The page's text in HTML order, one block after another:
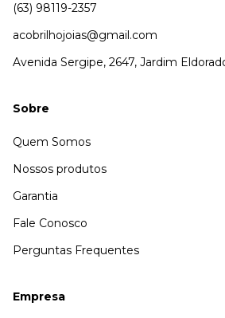
(63) 98119-2357
acobrilhojoias@gmail.com
Avenida Sergipe, 2647, Jardim
Sobre
Quem Somos
Nossos produtos
Garantia
Fale Conosco
Perguntas Frequentes
Empresa